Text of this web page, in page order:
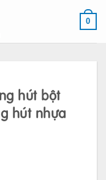
0
hút bột
hút nhựa